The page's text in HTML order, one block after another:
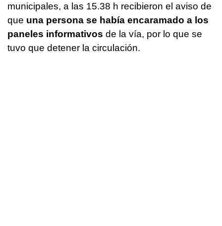
municipales, a las 15.38 h recibieron el aviso de
que una persona se había encaramado a los
paneles informativos de la vía, por lo que se
tuvo que detener la circulación.